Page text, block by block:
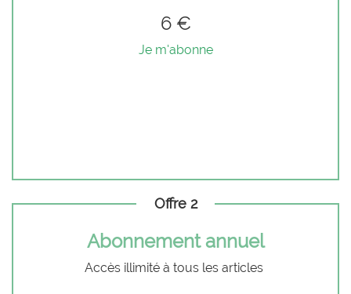
6 €
Je m'abonne
Offre 2
Abonnement annuel
Accès illimité à tous les articles